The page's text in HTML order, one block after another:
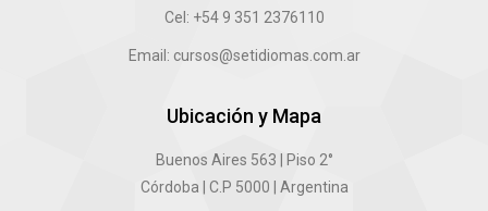
Cel: +54 9 351 2376110
Email: cursos@setidiomas.com.ar
Ubicación y Mapa
Buenos Aires 563 | Piso 2°
Córdoba | C.P 5000 | Argentina